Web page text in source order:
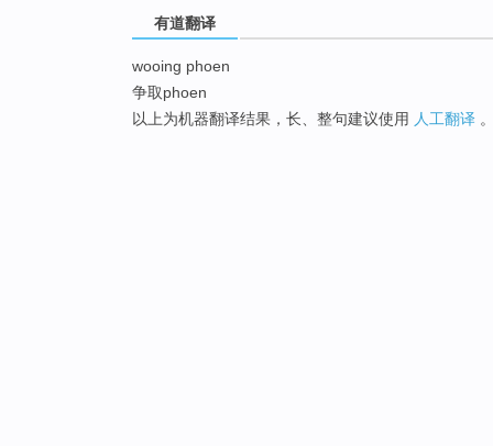
有道翻译
wooing phoen
争取phoen
以上为机器翻译结果，长、整句建议使用 人工翻译